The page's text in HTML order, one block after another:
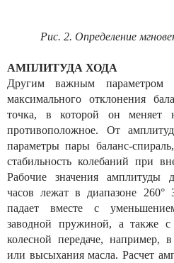
Рис. 2. Определение
АМПЛИТУДА ХОДА
Другим важным параметром
максимального отклонения
точка, в которой он меняет
противоположное. От
параметры пары баланс-
стабильность колебаний при
Рабочие значения амплитуды
часов лежат в диапазоне 260°
падает вместе с
заводной пружиной, а также
колесной передаче, например, в
или высыхания масла. Расчет